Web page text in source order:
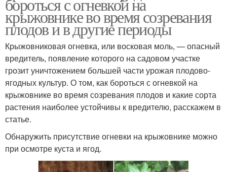
крыжовнике во время созревания
плодов и в другие периоды
Крыжовниковая огневка, или восковая моль, — опасный
вредитель, появление которого на садовом участке
грозит уничтожением большей части урожая плодово-
ягодных культур. О том, как бороться с огневкой на
крыжовнике во время созревания плодов и какие сорта
растения наиболее устойчивы к вредителю, расскажем в
статье.
Обнаружить присутствие огневки на крыжовнике можно
при осмотре куста и ягод.